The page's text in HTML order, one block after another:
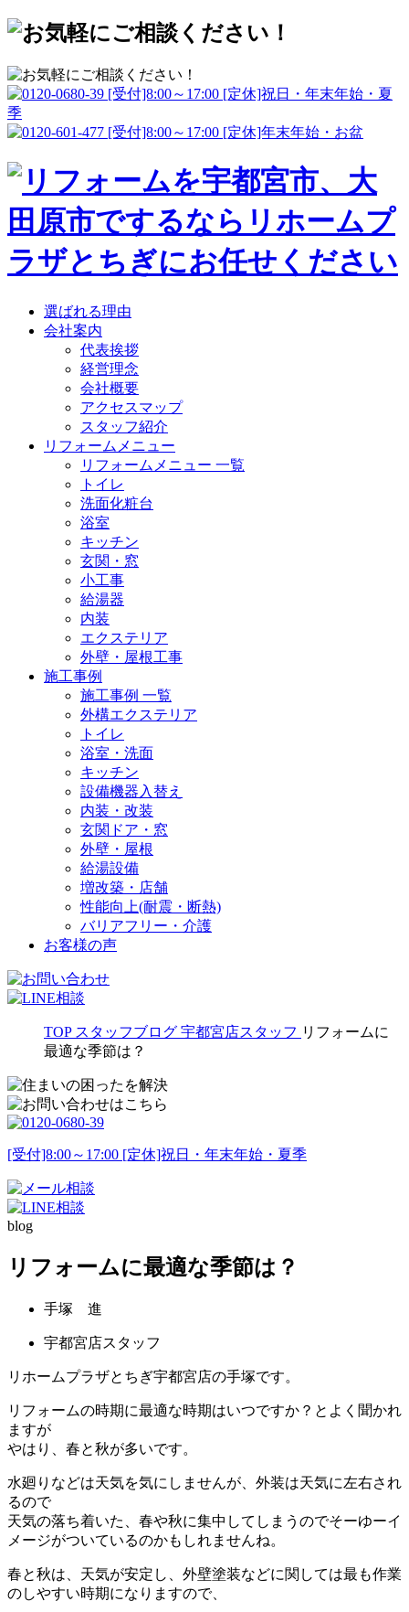
選ばれる理由
会社案内
代表挨拶
経営理念
会社概要
アクセスマップ
スタッフ紹介
リフォームメニュー
リフォームメニュー 一覧
トイレ
洗面化粧台
浴室
キッチン
玄関・窓
小工事
給湯器
内装
エクステリア
外壁・屋根工事
施工事例
施工事例 一覧
外構エクステリア
トイレ
浴室・洗面
キッチン
設備機器入替え
内装・改装
玄関ドア・窓
外壁・屋根
給湯設備
増改築・店舗
性能向上(耐震・断熱)
バリアフリー・介護
お客様の声
TOP スタッフブログ 宇都宮店スタッフ リフォームに
最適な季節は？
[受付]8:00～17:00 [定休]祝日・年末年始・夏季
blog
リフォームに最適な季節は？
手塚 進
宇都宮店スタッフ
リホームプラザとちぎ宇都宮店の手塚です。
リフォームの時期に最適な時期はいつですか？とよく聞かれ
ますが
やはり、春と秋が多いです。
水廻りなどは天気を気にしませんが、外装は天気に左右され
るので
天気の落ち着いた、春や秋に集中してしまうのでそーゆーイ
メージがついているのかもしれませんね。
春と秋は、天気が安定し、外壁塗装などに関しては最も作業
のしやすい時期になりますので、